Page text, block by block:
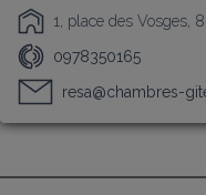
1, place des Vosges,
0978350165
resa@chambres-